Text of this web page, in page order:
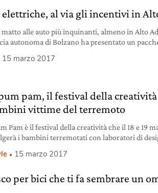
elettriche, al via gli incentivi in
matto alle auto più inquinanti, almeno in Alto
autonoma di Bolzano ha presentato un
più sostenibili. Un insieme di misure che
15 marzo 2017
pam, il festival della
vittime del terremoto
Pam è il festival della creatività che il 18 e 19
i bambini terremotati con laboratori di
15 marzo 2017
per bici che ti fa sembrare un